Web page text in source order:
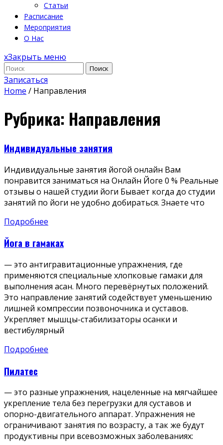
Статьи
Расписание
Мероприятия
О Нас
xЗакрыть меню
Поиск
Записаться
Home / Направления
Рубрика: Направления
Индивидуальные занятия
Индивидуальные занятия йогой онлайн Вам
понравится заниматься на Онлайн Йоге 0 % Реальные
отзывы о нашей студии йоги Бывает когда до студии
занятий по йоги не удобно добираться. Знаете что
Подробнее
Йога в гамаках
— это антигравитационные упражнения, где
применяются специальные хлопковые гамаки для
выполнения асан. Много перевёрнутых положений.
Это направление занятий содействует уменьшению
лишней компрессии позвоночника и суставов.
Укрепляет мышцы-стабилизаторы осанки и
вестибулярный
Подробнее
Пилатес
— это разные упражнения, нацеленные на мягчайшее
укрепление тела без перегрузки для суставов и
опорно-двигательного аппарат. Упражнения не
ограничивают занятия по возрасту, а так же будут
продуктивны при всевозможных заболеваниях: